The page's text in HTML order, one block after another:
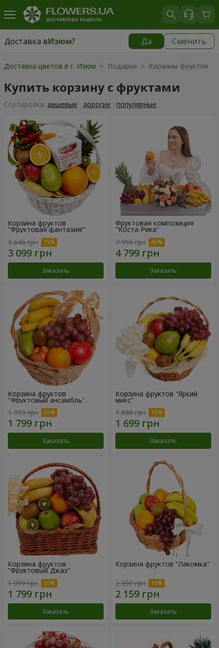
Доставка вИзюм? Да Сменить
Доставка вИзюм|
Доставка цветов в г. Изюм > Подарки > Корзины фруктов
Купить корзину с фруктами
Cортировка: дешевые дорогие популярные
Корзина фруктов
"Фруктовая фантазия!"
3 646 грн
Заказать
Фруктовая композиция
"Коста-Рика"
7 998 грн
Заказать
Корзина фруктов
"Фруктовый ансамбль"
1 999 грн
Заказать
Корзина фруктов "Яркий
микс"
1 888 грн
Заказать
Корзина фруктов
"Фруктовый Джаз"
1 999 грн
Заказать
Корзина фруктов "Лакомка"
2 399 грн
Заказать